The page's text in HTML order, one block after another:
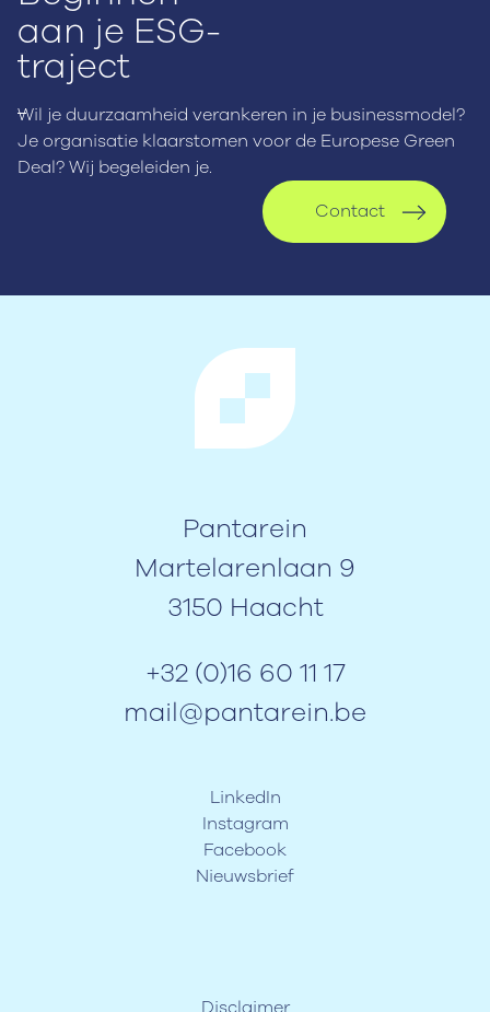
aan je ESG-
traject
Wil je duurzaamheid verankeren in je businessmodel?
Je organisatie klaarstomen voor de Europese Green
Deal? Wij begeleiden je.
Contact
LinkedIn
Instagram
Facebook
Nieuwsbrief
Pantarein
Martelarenlaan 9
3150 Haacht
+32 (0)16 60 11 17
mail@pantarein.be